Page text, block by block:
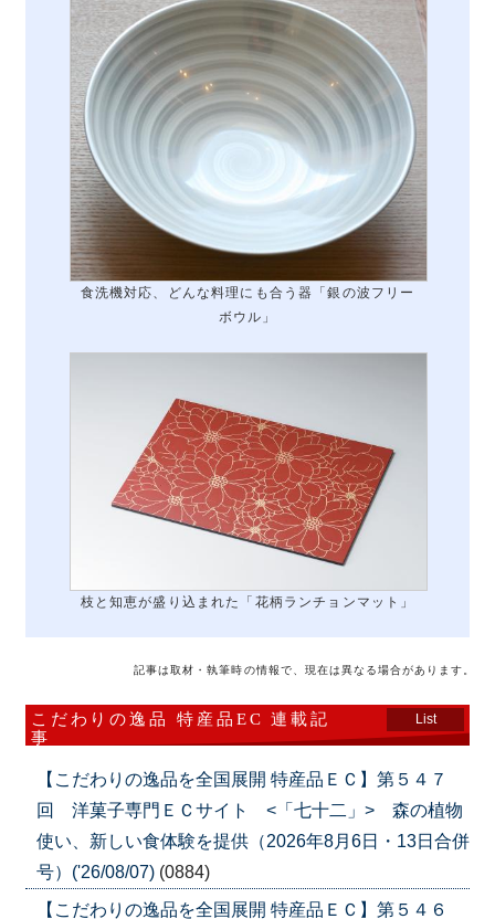
食洗機対応、どんな料理にも合う器「銀の波フリー
ボウル」
枝と知恵が盛り込まれた「花柄ランチョンマット」
記事は取材・執筆時の情報で、現在は異なる場合があります。
こだわりの逸品 特産品EC 連載記
事
List
【こだわりの逸品を全国展開 特産品ＥＣ】第５４７
回 洋菓子専門ＥＣサイト <「七十二」> 森の植物
使い、新しい食体験を提供（2026年8月6日・13日合併
号）('26/08/07) (0884)
【こだわりの逸品を全国展開 特産品ＥＣ】第５４６